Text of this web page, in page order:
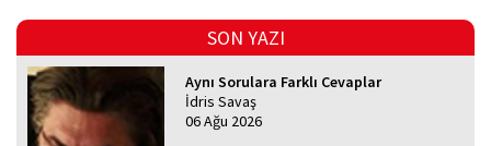
SON YAZI
Aynı Sorulara Farklı Cevaplar
İdris Savaş
06 Ağu 2026